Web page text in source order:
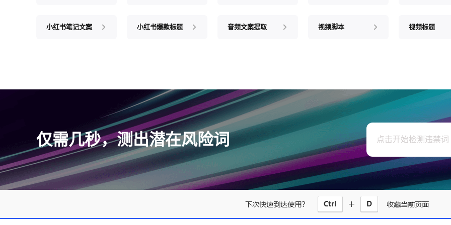
小红书笔记文案 小红书爆款标题 音频文案提取 视频脚本 视频标题
仅需几秒，测出潜在风险词 点击开始检测违禁词